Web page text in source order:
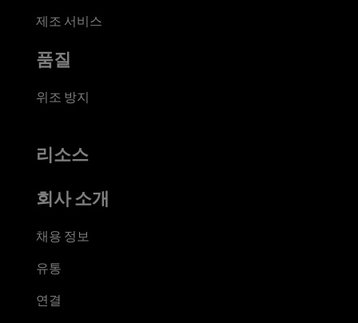
제조 서비스
품질
위조 방지
리소스
회사 소개
채용 정보
유통
연결